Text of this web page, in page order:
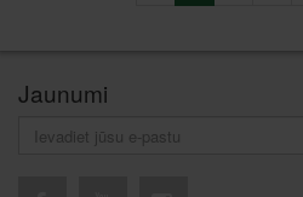
Jaunumi